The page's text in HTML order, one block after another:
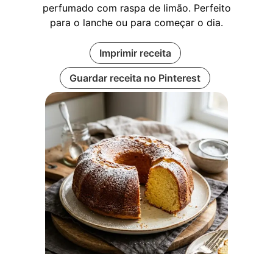
perfumado com raspa de limão. Perfeito
para o lanche ou para começar o dia.
Imprimir receita
Guardar receita no Pinterest